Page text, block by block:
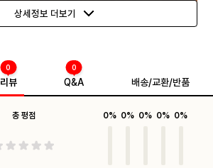
상세정보 더보기
리뷰
0
Q&A
0
배송/교환/반품
총 평점 0% 0% 0% 0% 0%